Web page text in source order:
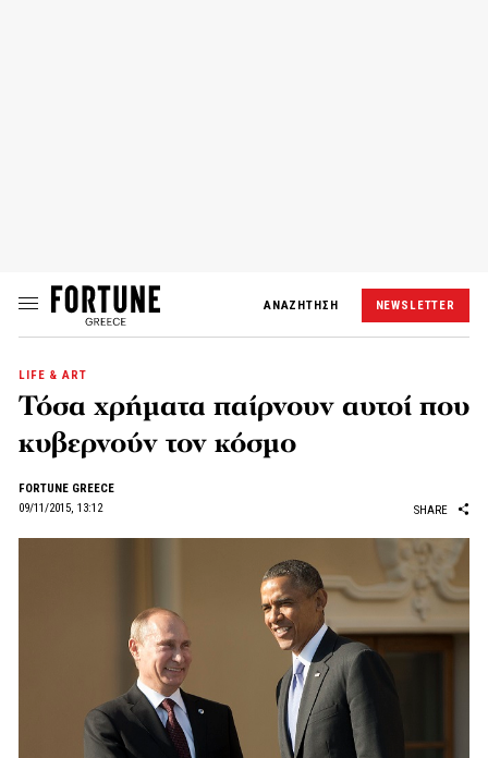
ΑΝΑΖΗΤΗΣΗ NEWSLETTER
LIFE & ART
Τόσα χρήματα παίρνουν αυτοί που
κυβερνούν τον κόσμο
FORTUNE GREECE
09/11/2015, 13:12
SHARE